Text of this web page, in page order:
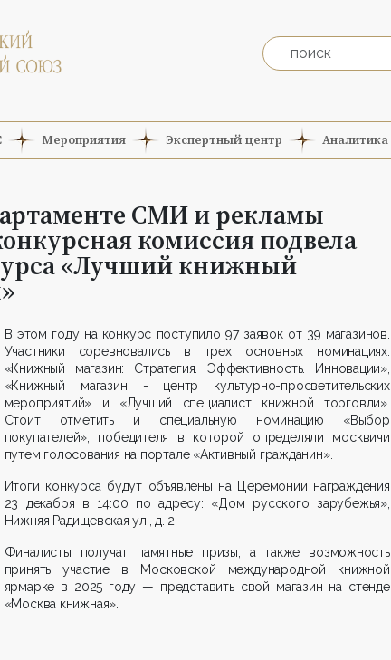
Мероприятия Экспертный центр Аналитика
СМИ и рекламы
комиссия подвела
«Лучший книжный
В этом году на конкурс поступило 97 заявок от 39 магазинов.
Участники соревновались в трех основных номинациях:
«Книжный магазин: Стратегия. Эффективность. Инновации»,
«Книжный магазин - центр культурно-просветительских
мероприятий» и «Лучший специалист книжной торговли».
Стоит отметить и специальную номинацию «Выбор
покупателей», победителя в которой определяли москвичи
путем голосования на портале «Активный гражданин».
Итоги конкурса будут объявлены на Церемонии награждения
23 декабря в 14:00 по адресу: «Дом русского зарубежья»,
Нижняя Радищевская ул., д. 2.
Финалисты получат памятные призы, а также возможность
принять участие в Московской международной книжной
ярмарке в 2025 году — представить свой магазин на стенде
«Москва книжная».